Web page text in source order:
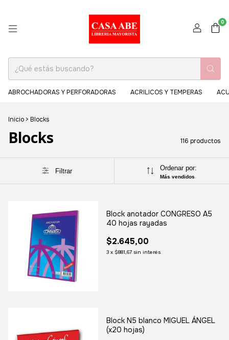
0
ABROCHADORAS Y PERFORADORAS ACRILICOS Y TEMPERAS
Inicio > Blocks
Blocks 116 productos
Filtrar Ordenar por:
Más vendidos
Block anotador CONGRESO A5
40 hojas rayadas
$2.645,00
3 x $881,67 sin interés
Block N5 blanco MIGUEL ÁNGEL
(x20 hojas)